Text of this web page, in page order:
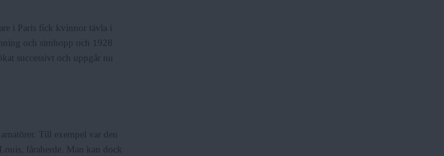
i Paris fick kvinnor tävla i
och simhopp och 1928
successivt och uppgår nu
Till exempel var den
fåraherde. Man kan dock